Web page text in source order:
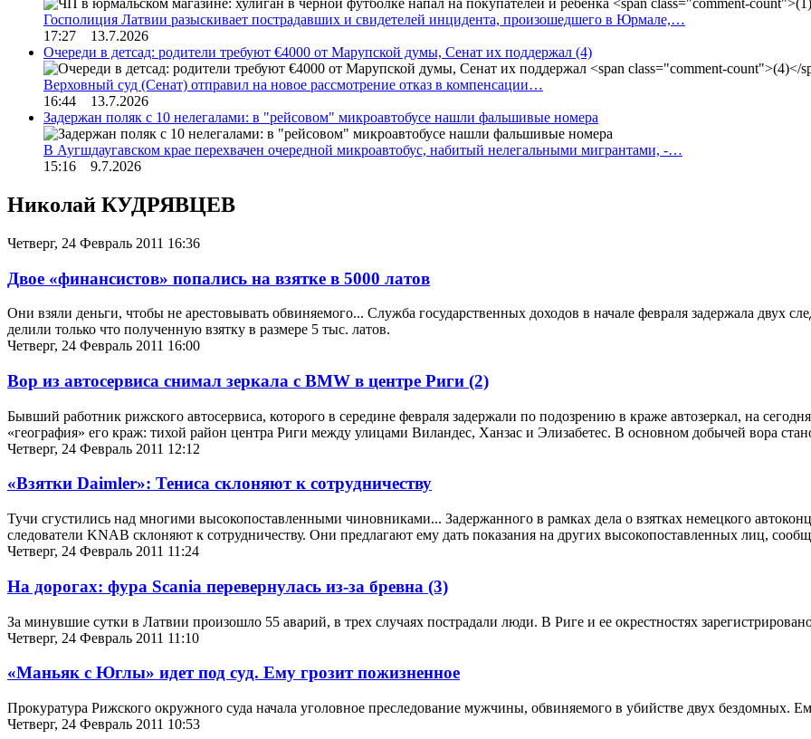
Госполиция Латвии разыскивает пострадавших и свидетелей инцидента, произошедшего в Юрмале,…
17:27 13.7.2026
Очереди в детсад: родители требуют €4000 от Марупской думы, Сенат их поддержал (4)
Верховный суд (Сенат) отправил на новое рассмотрение отказ в компенсации…
16:44 13.7.2026
Задержан поляк с 10 нелегалами: в "рейсовом" микроавтобусе нашли фальшивые номера
В Аугшдаугавском крае перехвачен очередной микроавтобус, набитый нелегальными мигрантами, -…
15:16 9.7.2026
Николай КУДРЯВЦЕВ
Четверг, 24 Февраль 2011 16:36
Двое «финансистов» попались на взятке в 5000 латов
Они взяли деньги, чтобы не арестовывать обвиняемого... Служба государственных доходов в начале февраля задержала
делили только что полученную взятку в размере 5 тыс. латов.
Четверг, 24 Февраль 2011 16:00
Вор из автосервиса снимал зеркала с BMW в центре Риги (2)
Бывший работник рижского автосервиса, которого в середине февраля задержали по подозрению в краже автозеркал, на
«география» его краж: тихой район центра Риги между улицами Виландес, Ханзас и Элизабетес. В основном добычей вора
Четверг, 24 Февраль 2011 12:12
«Взятки Daimler»: Тениса склоняют к сотрудничеству
Тучи сгустились над многими высокопоставленными чиновниками... Задержанного в рамках дела о взятках немецкого
следователи KNAB склоняют к сотрудничеству. Они предлагают ему дать показания на других высокопоставленных лиц,
Четверг, 24 Февраль 2011 11:24
На дорогах: фура Scania перевернулась из-за бревна (3)
За минувшие сутки в Латвии произошло 55 аварий, в трех случаях пострадали люди. В Риге и ее окрестностях
Четверг, 24 Февраль 2011 11:10
«Маньяк с Юглы» идет под суд. Ему грозит пожизненное
Прокуратура Рижского окружного суда начала уголовное преследование мужчины, обвиняемого в убийстве двух бездомных.
Четверг, 24 Февраль 2011 10:53